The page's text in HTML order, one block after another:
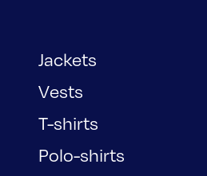
Jackets
Vests
T-shirts
Polo-shirts